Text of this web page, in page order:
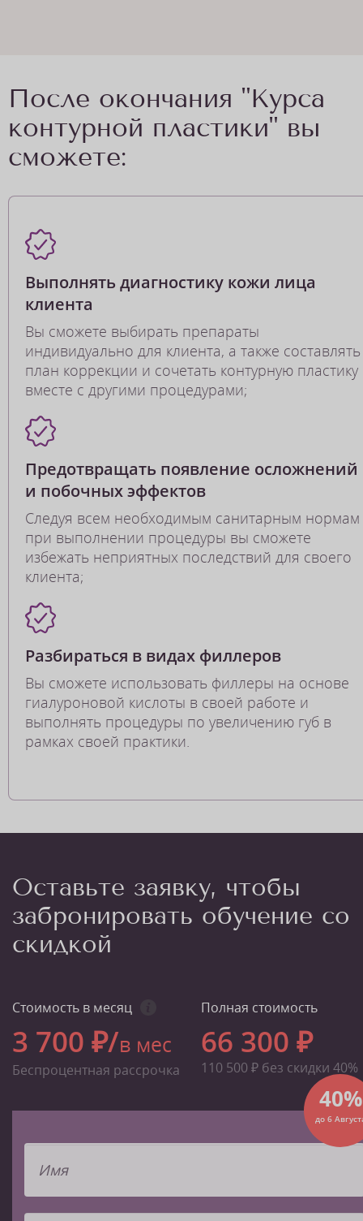
После окончания "Курса
контурной пластики" вы
сможете:
Выполнять диагностику кожи лица
клиента
Вы сможете выбирать препараты
индивидуально для клиента, а также составлять
план коррекции и сочетать контурную пластику
вместе с другими процедурами;
Предотвращать появление осложнений
и побочных эффектов
Следуя всем необходимым санитарным нормам
при выполнении процедуры вы сможете
избежать неприятных последствий для своего
клиента;
Разбираться в видах филлеров
Вы сможете использовать филлеры на основе
гиалуроновой кислоты в своей работе и
выполнять процедуры по увеличению губ в
рамках своей практики.
Оставьте заявку, чтобы
забронировать обучение со
скидкой
Стоимость в месяц
3 700 ₽/в мес
Беспроцентная рассрочка
Полная стоимость
66 300 ₽
110 500 ₽ без скидки 40%
40%
до 6